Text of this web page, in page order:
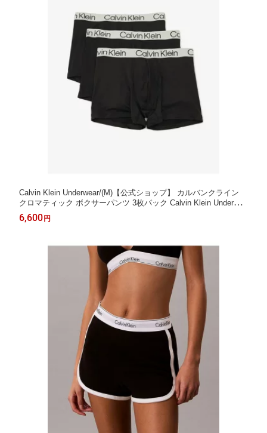
Calvin Klein Underwear/(M)【公式ショップ】 カルバンクライン
クロマティック ボクサーパンツ 3枚パック Calvin Klein Underwea
r NP2741O Calvin Klein Underwear カルバン・クライン インナ
ー・ルームウェア ボクサーパンツ・トランクス ブ【送料無料】
6,600 円